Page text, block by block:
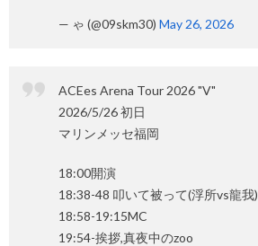
— ゃ (@09skm30) May 26, 2026
ACEes Arena Tour 2026 "V"
2026/5/26 初日
マリンメッセ福岡
18:00開演
18:38-48 叩いて被って(浮所vs龍我)
18:58-19:15MC
19:54-挨拶,真夜中のzoo